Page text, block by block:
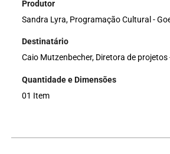
Produtor
Sandra Lyra, Programação Cultural -
Destinatário
Caio Mutzenbecher, Diretora de projetos
Quantidade e Dimensões
01 Item